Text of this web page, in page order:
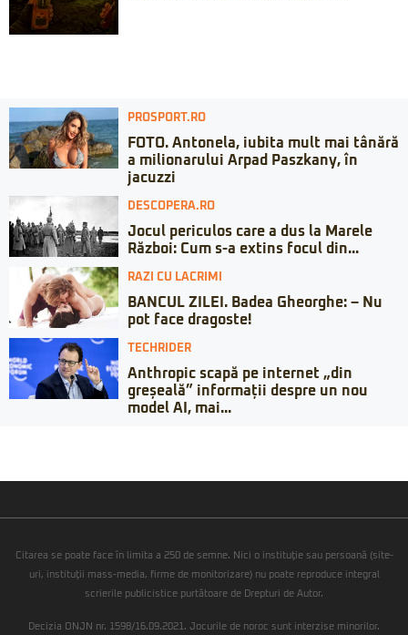
PROSPORT.RO
FOTO. Antonela, iubita mult mai tânără
a milionarului Arpad Paszkany, în
jacuzzi
DESCOPERA.RO
Jocul periculos care a dus la Marele
Război: Cum s-a extins focul din...
RAZI CU LACRIMI
BANCUL ZILEI. Badea Gheorghe: – Nu
pot face dragoste!
TECHRIDER
Anthropic scapă pe internet „din
greșeală” informații despre un nou
model AI, mai...
Citarea se poate face în limita a 250 de semne. Nici o instituţie sau persoană (site-
uri, instituţii mass-media, firme de monitorizare) nu poate reproduce integral
scrierile publicistice purtătoare de Drepturi de Autor.
Decizia ONJN nr. 1598/16.09.2021. Jocurile de noroc sunt interzise minorilor.